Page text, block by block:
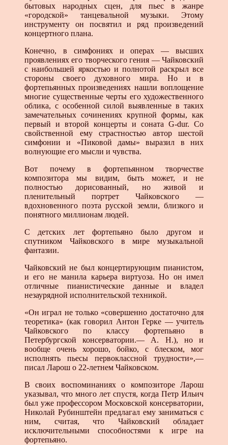
бытовых народных сцен, для пьес в жанре
«городской» танцевальной музыки. Этому
инструменту он посвятил и ряд произведений
концертного плана.
Конечно, в симфониях и операх — высших
проявлениях его творческого гения — Чайковский
с наибольшей яркостью и полнотой раскрыл все
стороны своего духовного мира. Но и в
фортепьянных произведениях нашли воплощение
многие существенные черты его художественного
облика, с особенной силой выявленные в таких
замечательных сочинениях крупной формы, как
первый и второй концерты и соната G-dur. Со
свойственной ему страстностью автор шестой
симфонии и «Пиковой дамы» выразил в них
волнующие его мысли и чувства.
Вот почему в фортепьянном творчестве
композитора мы видим, быть может, и не
полностью дорисованный, но живой и
пленительный портрет Чайковского —
вдохновенного поэта русской земли, близкого и
понятного миллионам людей.
С детских лет фортепьяно было другом и
спутником Чайковского в мире музыкальной
фантазии.
Чайковский не был концертирующим пианистом,
и его не манила карьера виртуоза. Но он имел
отличные пианистические данные и владел
незаурядной исполнительской техникой.
«Он играл не только «совершенно достаточно для
теоретика» (как говорил Антон Герке — учитель
Чайковского по классу фортепьяно в
Петербургской консерватории.— А. Н.), но и
вообще очень хорошо, бойко, с блеском, мог
исполнять пьесы первоклассной трудности»,—
писал Ларош о 22-летнем Чайковском.
В своих воспоминаниях о композиторе Ларош
указывал, что много лет спустя, когда Петр Ильич
был уже профессором Московской консерватории,
Николай Рубинштейн предлагал ему заниматься с
ним, считая, что Чайковский обладает
исключительными способностями к игре на
фортепьяно.